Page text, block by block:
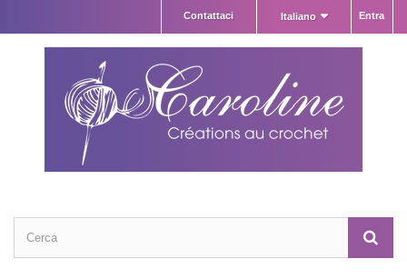
Entra
Italiano
Contattaci